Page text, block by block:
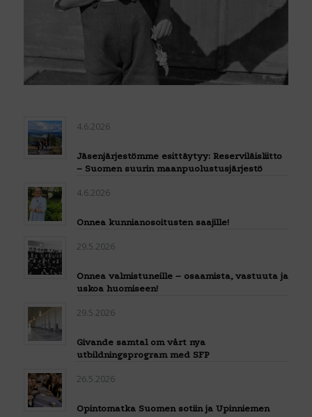
4.6.2026
Jäsenjärjestömme esittäytyy: Reserviläisliitto
– Suomen suurin maanpuolustusjärjestö
4.6.2026
Onnea kunnianosoitusten saajille!
29.5.2026
Onnea valmistuneille – osaamista, vastuuta ja
uskoa huomiseen!
29.5.2026
Givande samtal om vårt nya
utbildningsprogram med SFP
26.5.2026
Opintomatka Suomen sotiin ja Upinniemen